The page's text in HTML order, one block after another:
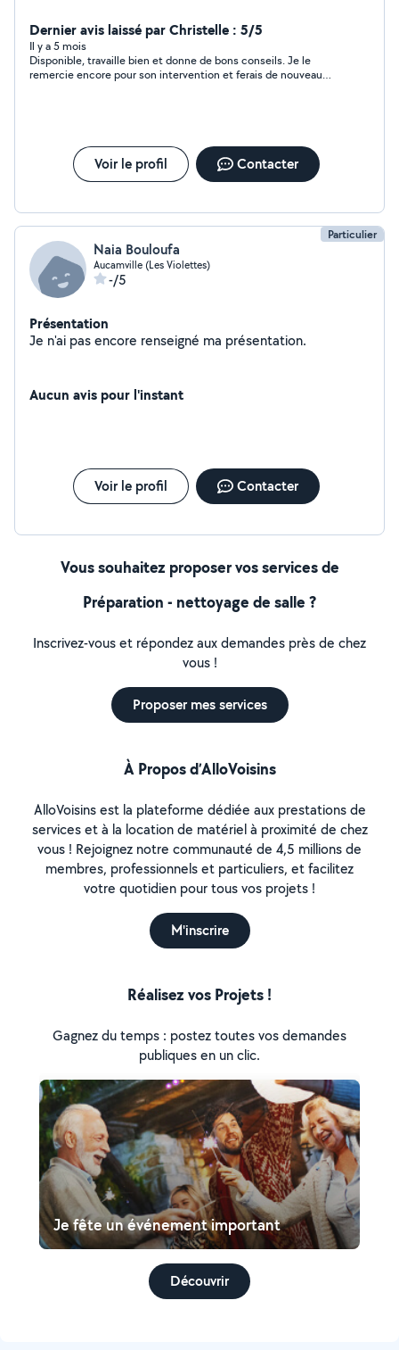
Dernier avis laissé par Christelle : 5/5
Il y a 5 mois
Disponible, travaille bien et donne de bons conseils. Je le
remercie encore pour son intervention et ferais de nouveau
Voir le profil Contacter
Particulier
Naia Bouloufa
Aucamville (Les Violettes)
-/5
Présentation
Je n'ai pas encore renseigné ma présentation.
Aucun avis pour l'instant
Voir le profil Contacter
Vous souhaitez proposer vos services de
Préparation - nettoyage de salle ?
Inscrivez-vous et répondez aux demandes près de chez
vous !
Proposer mes services
À Propos d’AlloVoisins
AlloVoisins est la plateforme dédiée aux prestations de
services et à la location de matériel à proximité de chez
vous ! Rejoignez notre communauté de 4,5 millions de
membres, professionnels et particuliers, et facilitez
votre quotidien pour tous vos projets !
M'inscrire
Réalisez vos Projets !
Gagnez du temps : postez toutes vos demandes
publiques en un clic.
Je fête un événement important
Découvrir